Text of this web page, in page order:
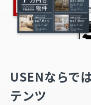
USENならで
テンツ